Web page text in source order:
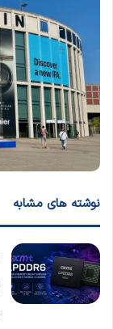
نوشته های مشابه